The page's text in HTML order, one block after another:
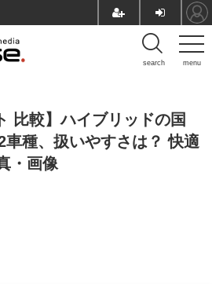
menu
search
比較】ハイブリッドの国
車種、扱いやすさは？ 快適
・画像